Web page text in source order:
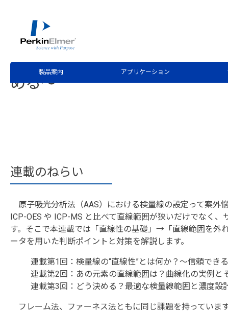
製品案内 アプリケーション
第4回 AAS連載記事：検量線
回：検量線の“直線性”とは何
める〜
連載のねらい
原子吸光分析法（AAS）における検量線の設定って案外
ICP-OES や ICP-MS と比べて直線範囲が狭いだけでなく
す。そこで本連載では「直線性の基礎」→「直線範囲を
ータを用いた判断ポイントと対策を解説します。
連載第1回：検量線の“直線性”とは何か？〜信頼でき
連載第2回：あの元素の直線範囲は？曲線化の実例と
連載第3回：どう決める？最適な検量線範囲と濃度設
フレーム法、ファーネス法ともに同じ課題を持っていま